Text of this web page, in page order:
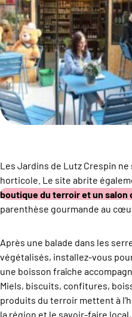
Les Jardins de Lutz Crespin
horticole. Le site abrite
boutique du terroir et un salon
parenthèse gourmande au
Après une balade dans les
végétalisés, installez-vous
une boisson fraîche
Miels, biscuits, confitures,
produits du terroir mettent à
la région et le savoir-faire